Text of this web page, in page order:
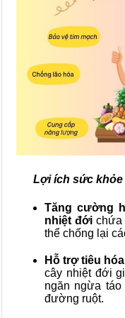
Lợi ích sức khỏe
Tăng cường
nhiệt đớichứa
thể chống lại
Hỗ trợ tiêu
cây nhiệt đới
ngăn ngừa
đường ruột.